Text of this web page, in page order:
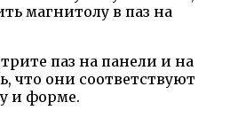
магнитолу в паз на
паз на панели и на
что они соответствуют
и форме.